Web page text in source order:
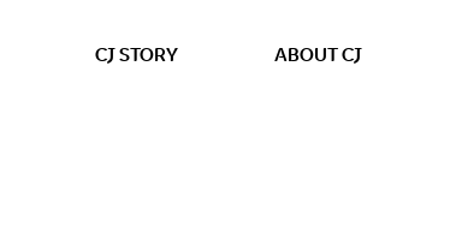
CJ STORY ABOUT CJ